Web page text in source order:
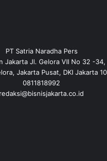
PT Satria Naradha Pers
Jakarta Jl. Gelora VII No 32 -34,
Jakarta Pusat, DKI Jakarta
0811818992
redaksi@bisnisjakarta.co.id